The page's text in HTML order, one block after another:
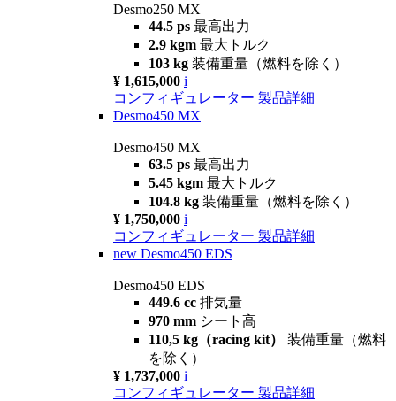
Desmo250 MX
44.5 ps 最高出力
2.9 kgm 最大トルク
103 kg 装備重量（燃料を除く）
¥ 1,615,000 i
コンフィギュレーター 製品詳細
Desmo450 MX
Desmo450 MX
63.5 ps 最高出力
5.45 kgm 最大トルク
104.8 kg 装備重量（燃料を除く）
¥ 1,750,000 i
コンフィギュレーター 製品詳細
new Desmo450 EDS
Desmo450 EDS
449.6 cc 排気量
970 mm シート高
110,5 kg（racing kit） 装備重量（燃料
を除く）
¥ 1,737,000 i
コンフィギュレーター 製品詳細